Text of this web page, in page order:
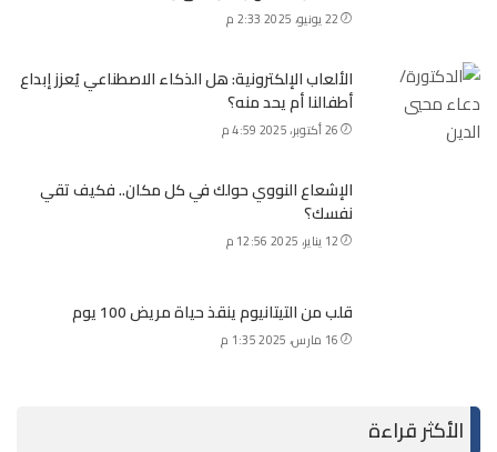
22 يونيو، 2025 2:33 م
الألعاب الإلكترونية: هل الذكاء الاصطناعي يُعزز إبداع
أطفالنا أم يحد منه؟
26 أكتوبر، 2025 4:59 م
الإشعاع النووي حولك في كل مكان.. فكيف تقي
نفسك؟
12 يناير، 2025 12:56 م
قلب من التيتانيوم ينقذ حياة مريض 100 يوم
16 مارس، 2025 1:35 م
الأكثر قراءة